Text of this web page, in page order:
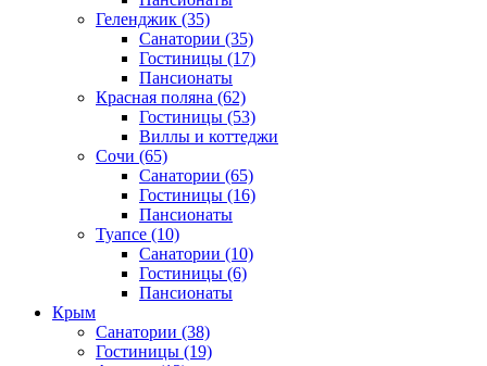
Геленджик (35)
Санатории (35)
Гостиницы (17)
Пансионаты
Красная поляна (62)
Гостиницы (53)
Виллы и коттеджи
Сочи (65)
Санатории (65)
Гостиницы (16)
Пансионаты
Туапсе (10)
Санатории (10)
Гостиницы (6)
Пансионаты
Крым
Санатории (38)
Гостиницы (19)